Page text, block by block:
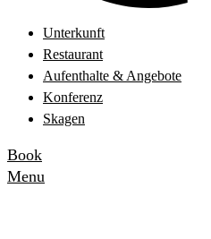
Unterkunft
Restaurant
Aufenthalte & Angebote
Konferenz
Skagen
Book
Menu